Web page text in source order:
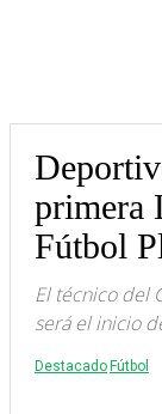
primera
Fútbol
El técnico del
será el inicio
DestacadoFútbol